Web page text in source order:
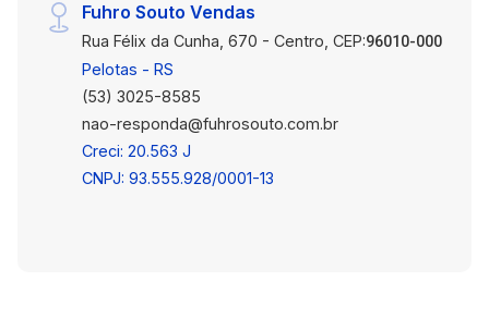
Fuhro Souto Vendas
Rua Félix da Cunha, 670 - Centro, CEP:96010-000
Pelotas - RS
(53) 3025-8585
nao-responda@fuhrosouto.com.br
Creci: 20.563 J
CNPJ: 93.555.928/0001-13